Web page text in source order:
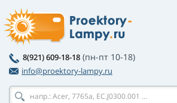
8(921) 609-18-18 (пн-пт 10-18)
info@proektory-lampy.ru